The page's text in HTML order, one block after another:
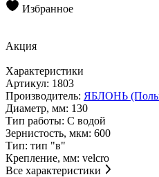
Избранное
Акция
Характеристики
Артикул: 1803
Производитель: ЯБЛОНЬ
Диаметр, мм: 130
Тип работы: С водой
Зернистость, мкм: 600
Тип: тип "в"
Крепление, мм: velcro
Все характеристики